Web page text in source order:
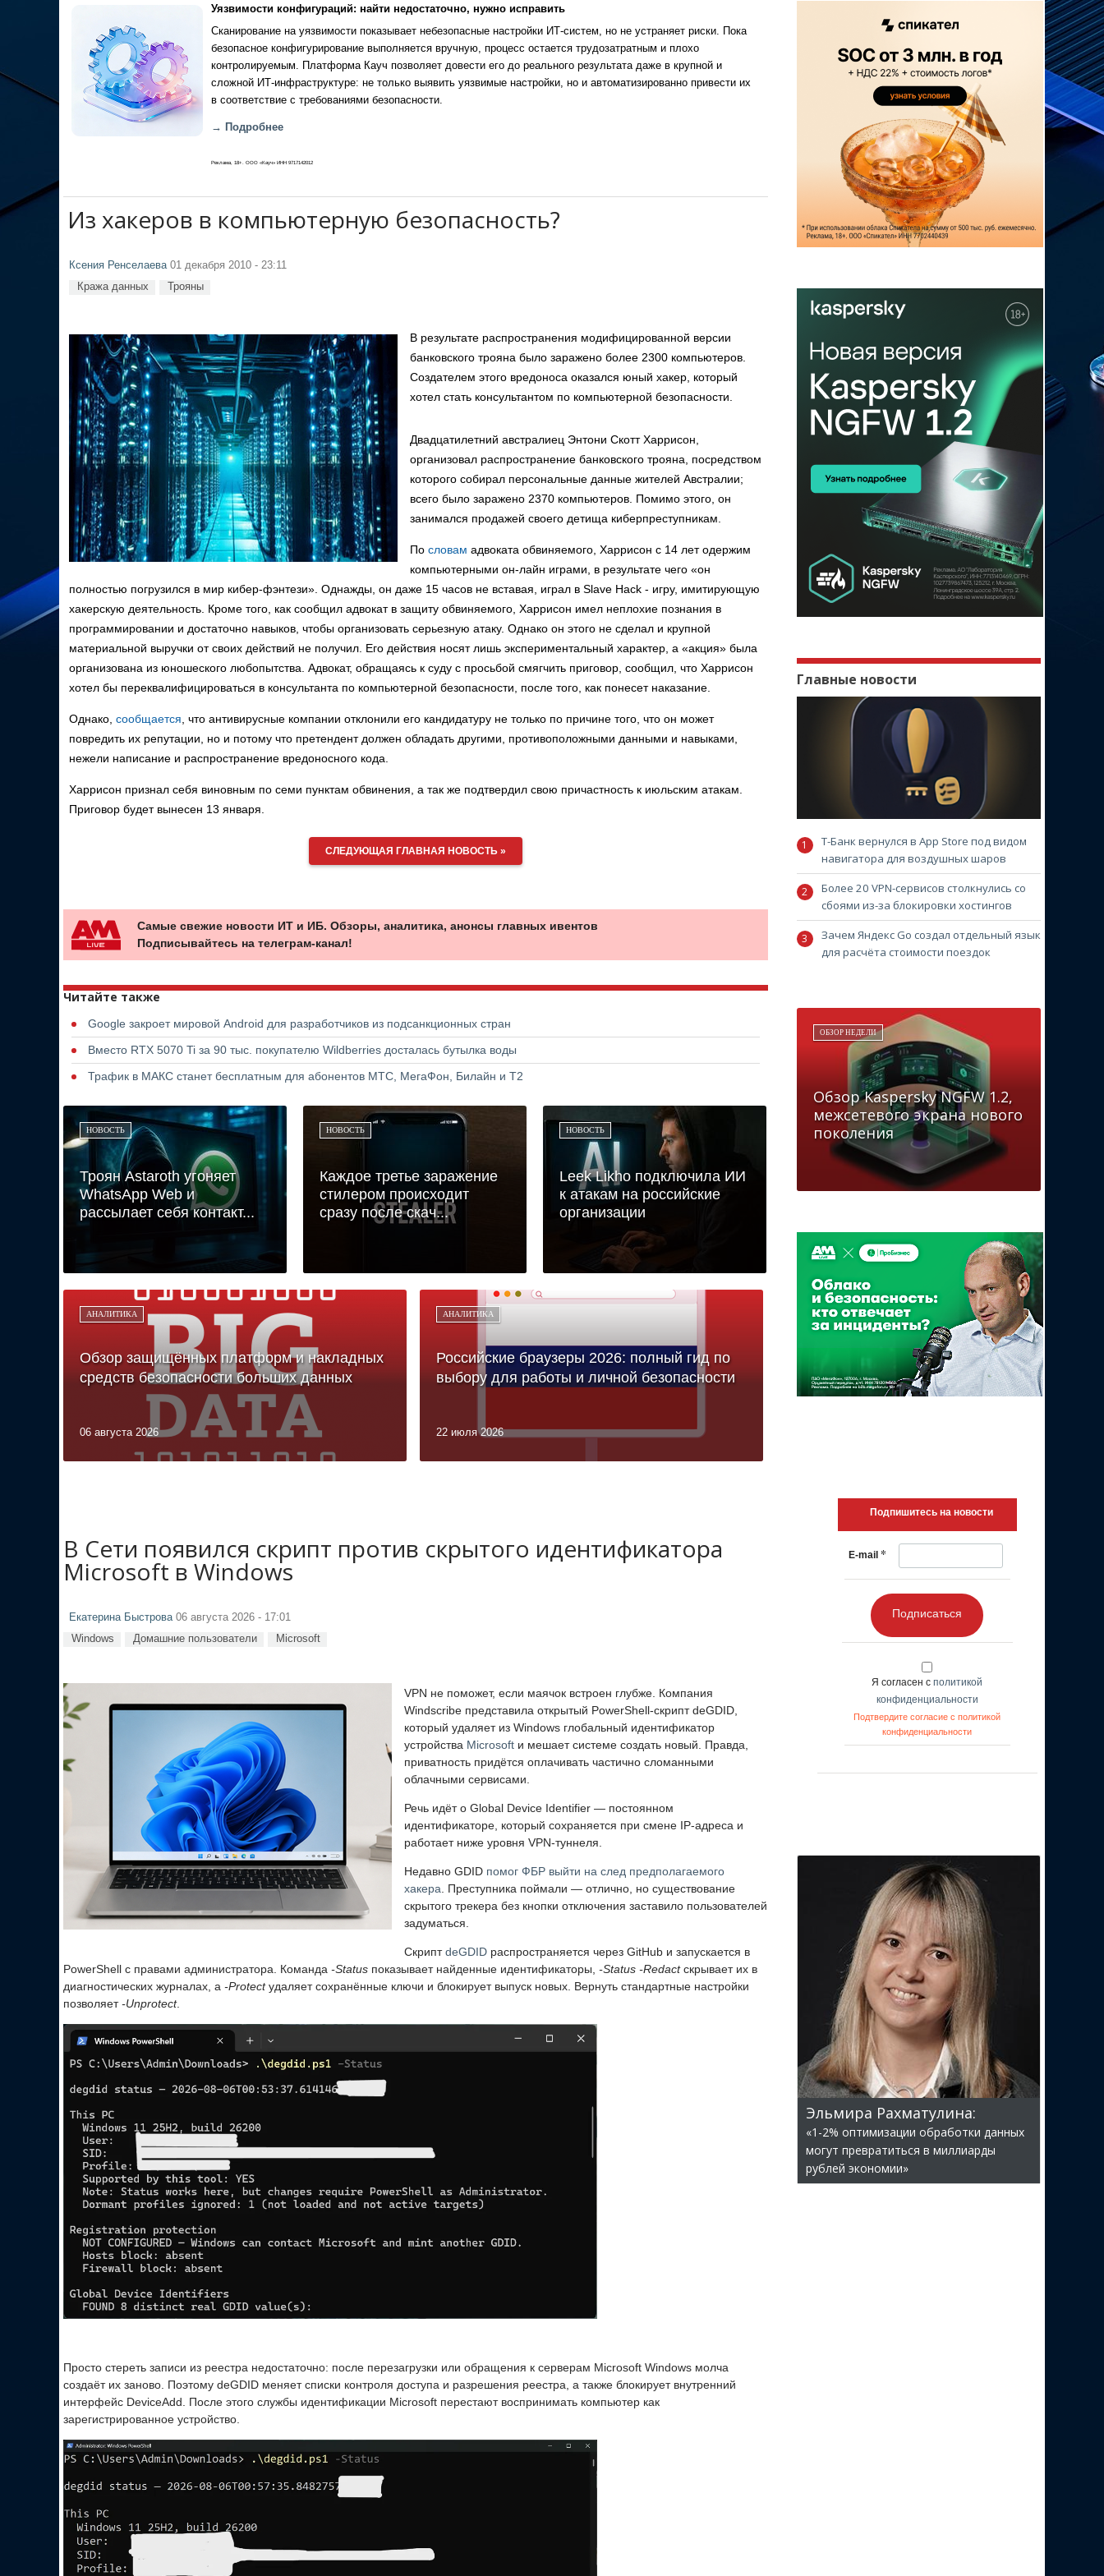
Уязвимости конфигураций: найти недостаточно, нужно исправить
Сканирование на уязвимости показывает небезопасные настройки ИТ-систем, но не устраняет риски. Пока
безопасное конфигурирование выполняется вручную, процесс остается трудозатратным и плохо
контролируемым. Платформа Кауч позволяет довести его до реального результата даже в крупной и
сложной ИТ-инфраструктуре: не только выявить уязвимые настройки, но и автоматизированно привести их
в соответствие с требованиями безопасности.
→ Подробнее
Реклама, 18+. ООО «Кауч» ИНН 9717142012
Из хакеров в компьютерную безопасность?
Ксения Ренселаева01 декабря 2010 - 23:11
Кража данных Трояны
В результате распространения модифицированной версии
банковского трояна было заражено более 2300 компьютеров.
Создателем этого вредоноса оказался юный хакер, который
хотел стать консультантом по компьютерной безопасности.
Двадцатилетний австралиец Энтони Скотт Харрисон,
организовал распространение банковского трояна, посредством
которого собирал персональные данные жителей Австралии;
всего было заражено 2370 компьютеров. Помимо этого, он
занимался продажей своего детища киберпреступникам.
По словам адвоката обвиняемого, Харрисон с 14 лет одержим
компьютерными он-лайн играми, в результате чего «он
полностью погрузился в мир кибер-фэнтези». Однажды, он даже 15 часов не вставая, играл в Slave Hack - игру, имитирующую
хакерскую деятельность. Кроме того, как сообщил адвокат в защиту обвиняемого, Харрисон имел неплохие познания в
программировании и достаточно навыков, чтобы организовать серьезную атаку. Однако он этого не сделал и крупной
материальной выручки от своих действий не получил. Его действия носят лишь экспериментальный характер, а «акция» была
организована из юношеского любопытства. Адвокат, обращаясь к суду с просьбой смягчить приговор, сообщил, что Харрисон
хотел бы переквалифицироваться в консультанта по компьютерной безопасности, после того, как понесет наказание.
Однако, сообщается , что антивирусные компании отклонили его кандидатуру не только по причине того, что он может
повредить их репутации, но и потому что претендент должен обладать другими, противоположными данными и навыками,
нежели написание и распространение вредоносного кода.
Харрисон признал себя виновным по семи пунктам обвинения, а так же подтвердил свою причастность к июльским атакам.
Приговор будет вынесен 13 января.
СЛЕДУЮЩАЯ ГЛАВНАЯ НОВОСТЬ »
Самые свежие новости ИТ и ИБ. Обзоры, аналитика, анонсы главных ивентов
Подписывайтесь на телеграм-канал!
Читайте также
Google закроет мировой Android для разработчиков из подсанкционных стран
Вместо RTX 5070 Ti за 90 тыс. покупателю Wildberries досталась бутылка воды
Трафик в МАКС станет бесплатным для абонентов МТС, МегаФон, Билайн и Т2
НОВОСТЬ
Троян Astaroth угоняет
WhatsApp Web и
рассылает себя контакт...
НОВОСТЬ
Каждое третье заражение
стилером происходит
сразу после скач...
НОВОСТЬ
Leek Likho подключила ИИ
к атакам на российские
организации
АНАЛИТИКА
Обзор защищённых платформ и накладных
средств безопасности больших данных
06 августа 2026
АНАЛИТИКА
Российские браузеры 2026: полный гид по
выбору для работы и личной безопасности
22 июля 2026
В Сети появился скрипт против скрытого идентификатора
Microsoft в Windows
Екатерина Быстрова 06 августа 2026 - 17:01
Windows Домашние пользователи Microsoft
VPN не поможет, если маячок встроен глубже. Компания
Windscribe представила открытый PowerShell-скрипт deGDID,
который удаляет из Windows глобальный идентификатор
устройства Microsoft и мешает системе создать новый. Правда,
приватность придётся оплачивать частично сломанными
облачными сервисами.
Речь идёт о Global Device Identifier — постоянном
идентификаторе, который сохраняется при смене IP-адреса и
работает ниже уровня VPN-туннеля.
Недавно GDID помог ФБР выйти на след предполагаемого
хакера . Преступника поймали — отлично, но существование
скрытого трекера без кнопки отключения заставило пользователей
задуматься.
СкриптdeGDID распространяется через GitHub и запускается в
PowerShell с правами администратора. Команда -Status показывает найденные идентификаторы, -Status -Redactскрывает их в
диагностических журналах, а -Protectудаляет сохранённые ключи и блокирует выпуск новых. Вернуть стандартные настройки
позволяет-Unprotect.
Просто стереть записи из реестра недостаточно: после перезагрузки или обращения к серверам Microsoft Windows молча
создаёт их заново. Поэтому deGDID меняет списки контроля доступа и разрешения реестра, а также блокирует внутренний
интерфейс DeviceAdd. После этого службы идентификации Microsoft перестают воспринимать компьютер как
зарегистрированное устройство.
Главные новости
Т-Банк вернулся в App Store под видом
навигатора для воздушных шаров
Более 20 VPN-сервисов столкнулись со
сбоями из-за блокировки хостингов
Зачем Яндекс Go создал отдельный язык
для расчёта стоимости поездок
ОБЗОР НЕДЕЛИ
Обзор Kaspersky NGFW 1.2,
межсетевого экрана нового
поколения
Подпишитесь на новости
E-mail *
Подписаться
Я согласен с политикой
конфиденциальности
Подтвердите согласие с политикой
конфиденциальности
Эльмира Рахматулина:
«1-2% оптимизации обработки данных
могут превратиться в миллиарды
рублей экономии»